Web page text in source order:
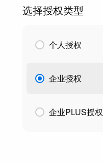
选择授权类型
个人授权
企业授权
企业PLUS授权